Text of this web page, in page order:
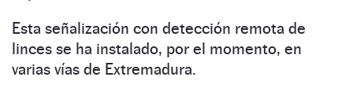
Esta señalización con detección remota de
linces se ha instalado, por el momento, en
varias vías de Extremadura.